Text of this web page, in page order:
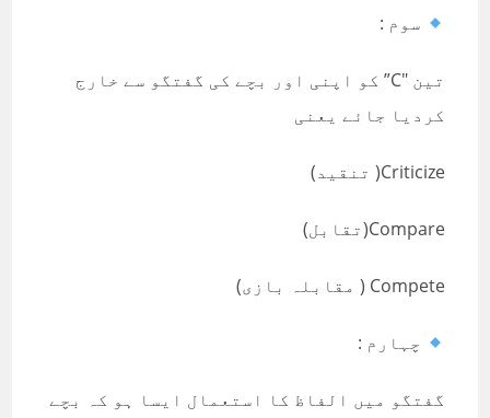
سوم :
تین "C” کو اپنی اور بچے کی گفتگو سے خارج
کردیا جائے یعنی
Criticize( تنقید)
Compare(تقابل)
Compete ( مقابلہ بازی)
چہارم :
گفتگو میں الفاظ کا استعمال ایسا ہو کہ بچے